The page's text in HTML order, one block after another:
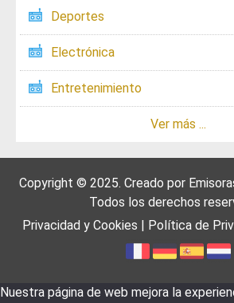
Deportes
Electrónica
Entretenimiento
Ver más ...
Copyright © 2025. Creado por
Todos los derechos
Privacidad y Cookies | Política de
Nuestra página de web mejora la